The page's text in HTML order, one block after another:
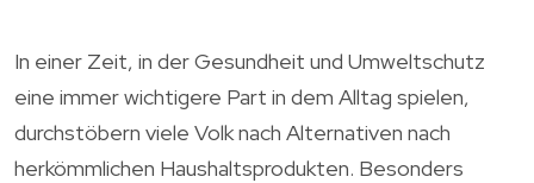
In einer Zeit, in der Gesundheit und Umweltschutz
eine immer wichtigere Part in dem Alltag spielen,
durchstöbern viele Volk nach Alternativen nach
herkömmlichen Haushaltsprodukten. Besonders